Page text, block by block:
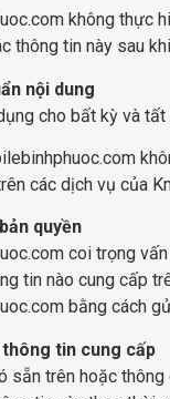
không thực
thông tin này sau
nội dung
cho bất kỳ và
các dịch vụ của
quyền
coi trọng
tin nào cung cấp
bằng cách
tin cung cấp
sẵn trên hoặc